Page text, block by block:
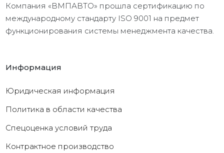
Компания «ВМПАВТО» прошла сертификацию по
международному стандарту ISO 9001 на предмет
функционирования системы менеджмента качества.
Информация
Юридическая информация
Политика в области качества
Cпецоценка условий труда
Контрактное производство